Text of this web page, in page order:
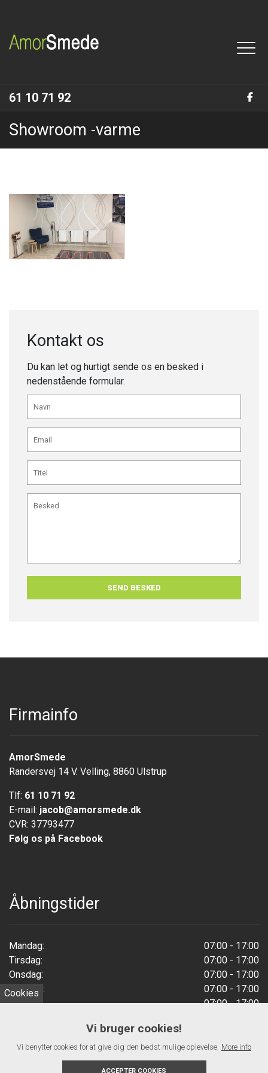
hovedindhold
61 10 71 92
Showroom -varme
Kontakt os
Du kan let og hurtigt sende os en besked i
nedenstående formular.
Firmainfo
AmorSmede
Randersvej 14 V. Velling, 8860 Ulstrup
Tlf: 61 10 71 92
E-mail: jacob@amorsmede.dk
CVR: 37793477
Følg os på Facebook
Åbningstider
Mandag:
07:00 - 17:00
Tirsdag:
07:00 - 17:00
Onsdag:
07:00 - 17:00
Torsdag:
07:00 - 17:00
Fredag:
07:00 - 17:00
Cookies
Vi bruger cookies!
Vi benytter cookies for at give dig den bedst mulige oplevelse. More info
ACCEPTER COOKIES